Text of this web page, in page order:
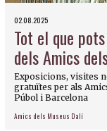
02.08.2025
Tot el que
dels Amics
Exposicions, visites
gratuïtes per als
Púbol i Barcelona
Amics dels Museus Dalí